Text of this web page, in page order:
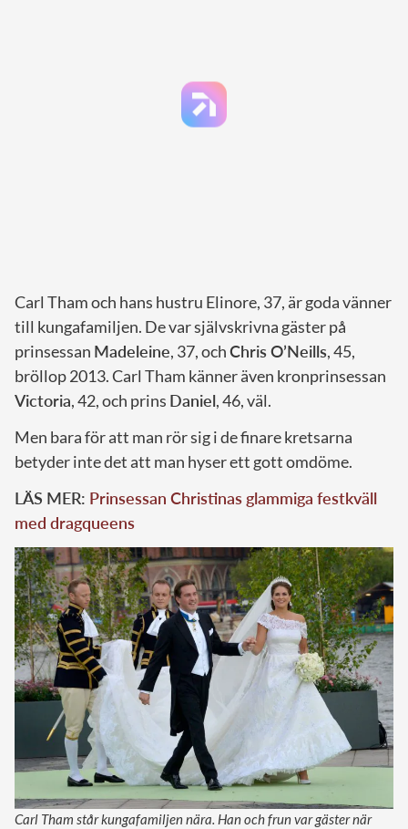
Carl Tham och hans hustru Elinore, 37, är goda vänner
till kungafamiljen. De var självskrivna gäster på
prinsessan Madeleine, 37, ochChris O’Neills, 45,
bröllop 2013. Carl Tham känner även kronprinsessan
Victoria, 42, och prins Daniel, 46, väl.
Men bara för att man rör sig i de finare kretsarna
betyder inte det att man hyser ett gott omdöme.
LÄS MER: Prinsessan Christinas glammiga festkväll
med dragqueens
Carl Tham står kungafamiljen nära. Han och frun var gäster när